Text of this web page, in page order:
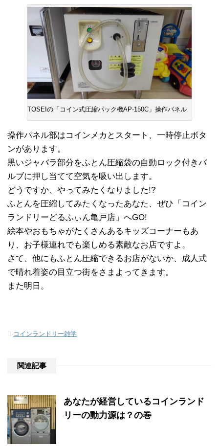
TOSEIの「コイン式圧縮パック機AP-150C」操作パネル
操作パネル部はコインメカとスタート、一時停止ボタ
ンがあります。
黒いジャバラ部分をふとん圧縮袋の自動ロック付きバ
ルブに押し当てて空気を吸い出します。
どうですか、やってみたくなりました!?
ふとんを圧縮してみたくなったあなた、ぜひ「コイン
ランドリーどるふぃん亀戸店」へGO!
絵本やおもちゃがたくさんあるキッズコーナーもあ
り、お子様連れでも楽しめる素敵なお店ですよ。
さて、他にもふとん圧縮できるお店がないか、成人式
で晴れ着姿の目立つ街をさまよってきます。
また明日。
-コインランドリー雑学
関連記事
あなたが経営しているコインランド
リーの動力源は？の巻